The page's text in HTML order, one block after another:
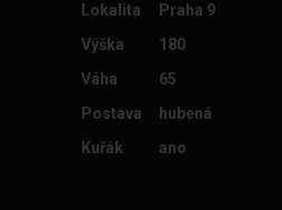
Lokalita
Praha 9
Výška
180
Váha
65
Postava
hubená
Kuřák
ano